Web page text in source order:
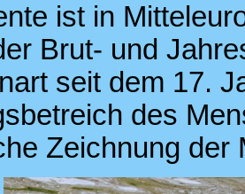
ist in
Brut- und
seit dem 17.
des
Zeichnung der